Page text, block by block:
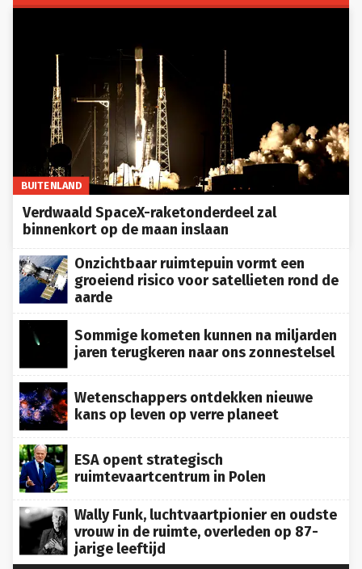
BUITENLAND
Verdwaald SpaceX-raketonderdeel zal
binnenkort op de maan inslaan
Onzichtbaar ruimtepuin vormt een
groeiend risico voor satellieten rond de
aarde
Sommige kometen kunnen na miljarden
jaren terugkeren naar ons zonnestelsel
Wetenschappers ontdekken nieuwe
kans op leven op verre planeet
ESA opent strategisch
ruimtevaartcentrum in Polen
Wally Funk, luchtvaartpionier en oudste
vrouw in de ruimte, overleden op 87-
jarige leeftijd